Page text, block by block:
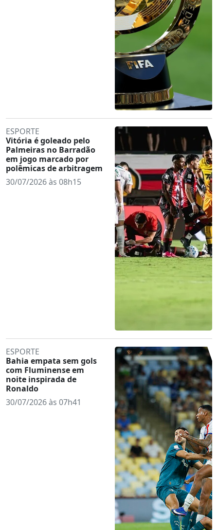
ESPORTE
Vitória é goleado pelo
Palmeiras no Barradão
em jogo marcado por
polêmicas de arbitragem
30/07/2026 às 08h15
ESPORTE
Bahia empata sem gols
com Fluminense em
noite inspirada de
Ronaldo
30/07/2026 às 07h41